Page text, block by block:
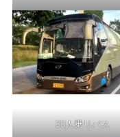
30人乗りバス